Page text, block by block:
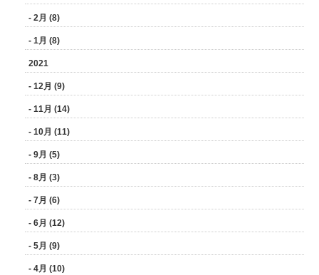
- 2月 (8)
- 1月 (8)
2021
- 12月 (9)
- 11月 (14)
- 10月 (11)
- 9月 (5)
- 8月 (3)
- 7月 (6)
- 6月 (12)
- 5月 (9)
- 4月 (10)